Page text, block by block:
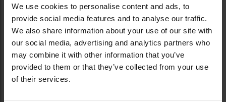
We use cookies to personalise content and ads, to
provide social media features and to analyse our traffic.
We also share information about your use of our site with
our social media, advertising and analytics partners who
may combine it with other information that you’ve
provided to them or that they’ve collected from your use
of their services.
Wysyłka: Natychmiast
2 519,00 zł
DO KOSZYKA
Wysyłka: Natychmiast
729,00 zł
DO KOSZYKA
Dodaj